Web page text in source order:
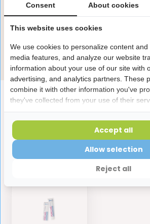
Productomschrijving
Reviews
Heb je een vraag over dit
Onze specialisten helpen je graag!
in de chat of stuur een e-
Stuur e-mail
Laatst bekeken producten
Consent About cookies
This website uses cookies
We use cookies to personalize content
media features, and analyze our website
information about your use of our site with
advertising, and analytics partners. These
combine it with other information you've
they've collected from your use of their
Reject all
Allow selection
Accept all